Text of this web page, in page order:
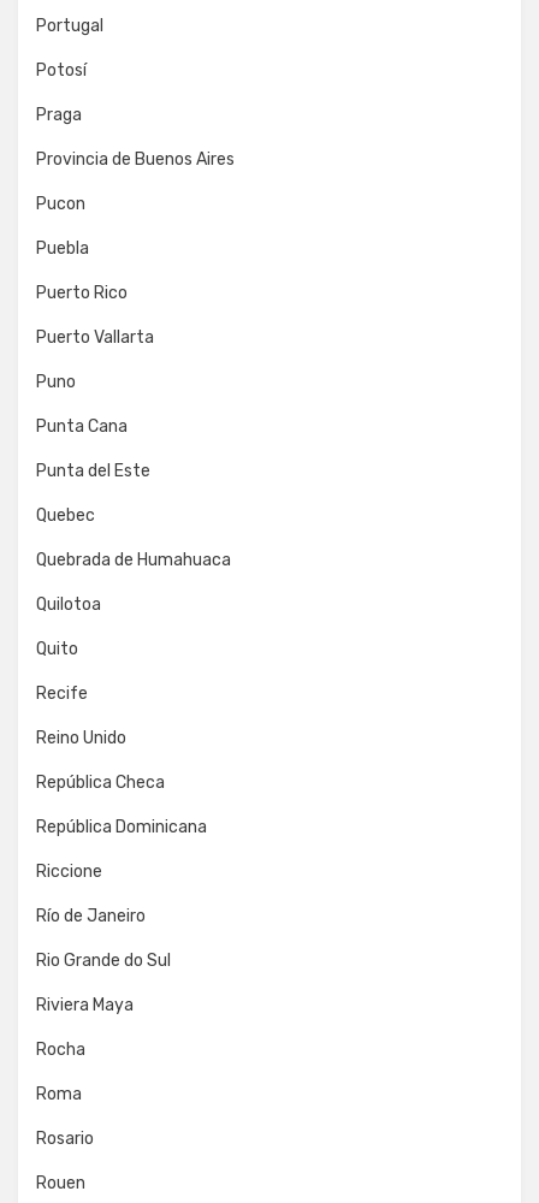
Portugal
Potosí
Praga
Provincia de Buenos Aires
Pucon
Puebla
Puerto Rico
Puerto Vallarta
Puno
Punta Cana
Punta del Este
Quebec
Quebrada de Humahuaca
Quilotoa
Quito
Recife
Reino Unido
República Checa
República Dominicana
Riccione
Río de Janeiro
Rio Grande do Sul
Riviera Maya
Rocha
Roma
Rosario
Rouen